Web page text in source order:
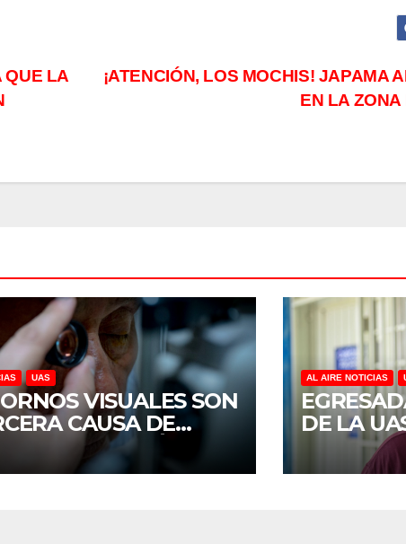
¡ATENCIÓN, LOS MOCHIS! JAPAMA
EN LA
QUE LA
UAS
VISUALES SON
CAUSA DE
EN MÉXICO,
ESTUDIO DEL
AL AIRE NOTICIAS
DE LA
DUELO